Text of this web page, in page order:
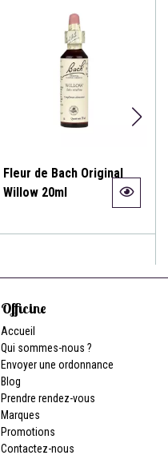
Fleur de Bach Original
Willow 20ml
Officine
Accueil
Qui sommes-nous ?
Envoyer une ordonnance
Blog
Prendre rendez-vous
Marques
Promotions
Contactez-nous